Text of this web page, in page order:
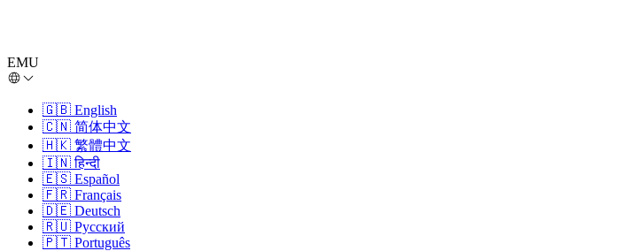
EMU
🇬🇧 English
🇨🇳 简体中文
🇭🇰 繁體中文
🇮🇳 हिन्दी
🇪🇸 Español
🇫🇷 Français
🇩🇪 Deutsch
🇷🇺 Русский
🇵🇹 Português